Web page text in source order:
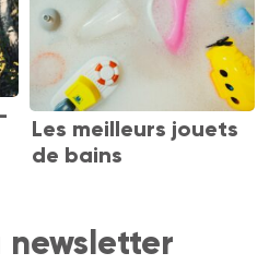
Les meilleurs jouets
de bains
newsletter